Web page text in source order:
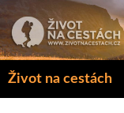
k
obsahu
Život na cestách
Hledat